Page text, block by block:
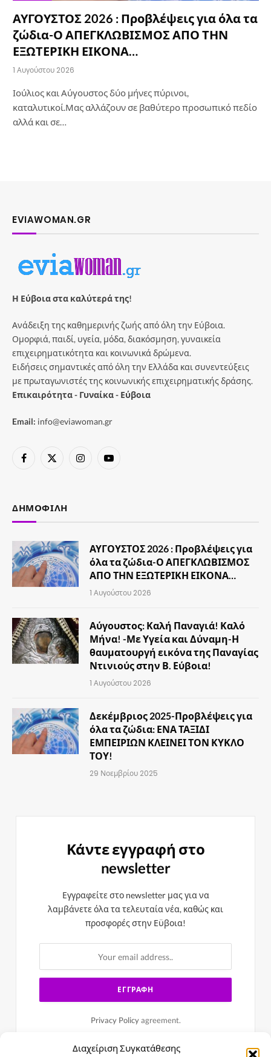
Διαχείριση Συγκατάθεσης
ΑΥΓΟΥΣΤΟΣ 2026 : Προβλέψεις για όλα τα
ζώδια-Ο ΑΠΕΓΚΛΩΒΙΣΜΟΣ ΑΠΟ ΤΗΝ
ΕΞΩΤΕΡΙΚΗ ΕΙΚΟΝΑ…
1 Αυγούστου 2026
Ιούλιος και Αύγουστος δύο μήνες πύρινοι,
καταλυτικοί.Μας αλλάζουν σε βαθύτερο προσωπικό πεδίο
αλλά και σε…
EVIAWOMAN.GR
Η Εύβοια στα καλύτερά της!
Ανάδειξη της καθημερινής ζωής από όλη την Εύβοια.
Ομορφιά, παιδί, υγεία, μόδα, διακόσμηση, γυναικεία
επιχειρηματικότητα και κοινωνικά δρώμενα.
Ειδήσεις σημαντικές από όλη την Ελλάδα και συνεντεύξεις
με πρωταγωνιστές της κοινωνικής επιχειρηματικής δράσης.
Επικαιρότητα - Γυναίκα - Εύβοια
Email: info@eviawoman.gr
Facebook
X
InstagramYouTube
ΔΗΜΟΦΙΛΉ
ΑΥΓΟΥΣΤΟΣ 2026 : Προβλέψεις για
όλα τα ζώδια-Ο ΑΠΕΓΚΛΩΒΙΣΜΟΣ
ΑΠΟ ΤΗΝ ΕΞΩΤΕΡΙΚΗ ΕΙΚΟΝΑ…
1 Αυγούστου 2026
Αύγουστος: Καλή Παναγιά! Καλό
Μήνα! -Με Υγεία και Δύναμη-Η
θαυματουργή εικόνα της Παναγίας
Ντινιούς στην Β. Εύβοια!
1 Αυγούστου 2026
Δεκέμβριος 2025-Προβλέψεις για
όλα τα ζώδια: ΕΝΑ ΤΑΞΙΔΙ
ΕΜΠΕΙΡΙΩΝ ΚΛΕΙΝΕΙ ΤΟΝ ΚΥΚΛΟ
ΤΟΥ!
29 Νοεμβρίου 2025
Κάντε εγγραφή στο
newsletter
Εγγραφείτε στο newsletter μας για να
λαμβάνετε όλα τα τελευταία νέα, καθώς και
προσφορές στην Εϋβοια!
Privacy Policyagreement.